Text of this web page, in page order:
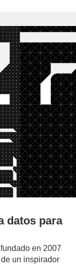
datos para
en 2007
un inspirador